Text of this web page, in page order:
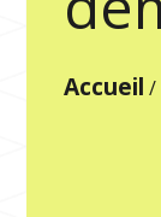
Accueil /